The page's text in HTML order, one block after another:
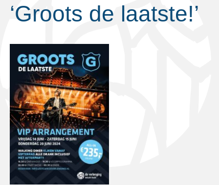
‘Groots de laatste!’